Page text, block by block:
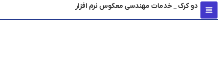
دو کرک _ خدمات مهندسی معکوس نرم افزار